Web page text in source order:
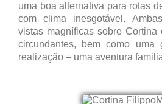
uma boa alternativa para rotas
com clima inesgotável.
vistas magníficas sobre
circundantes, bem como uma
realização – uma aventura